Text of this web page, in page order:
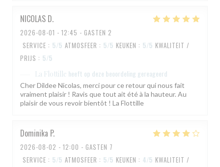
NICOLAS D
2026-08-01 - 12:45 - GASTEN 2
SERVICE : 5/5 ATMOSFEER : 5/5 KEUKEN : 5/5 KWALITEIT /
PRIJS : 5/5
La Flottille heeft op deze beoordeling gereageerd
Cher Dildee Nicolas, merci pour ce retour qui nous fait
vraiment plaisir ! Ravis que tout ait été à la hauteur. Au
plaisir de vous revoir bientôt ! La Flottille
Dominika P
2026-08-02 - 12:00 - GASTEN 7
SERVICE : 5/5 ATMOSFEER : 5/5 KEUKEN : 4/5 KWALITEIT /